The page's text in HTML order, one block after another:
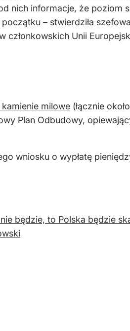
nich informacje, że
początku – stwierdziła
Unii
milowe (łącznie
Plan Odbudowy,
wniosku o wypłatę
będzie, to Polska będzie